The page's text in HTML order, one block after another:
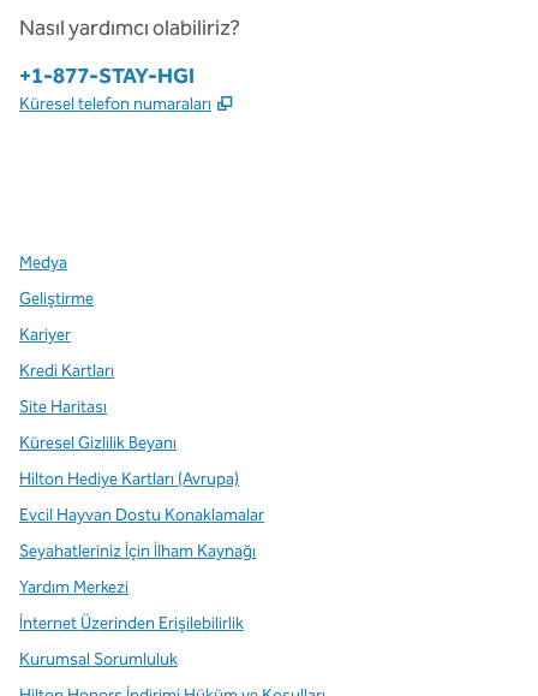
Nasıl yardımcı olabiliriz?
Telefon:
+1-877-STAY-HGI
Küresel telefon numaraları ,
Medya
Geliştirme
Kariyer
Kredi Kartları
Site Haritası
Küresel Gizlilik Beyanı
Hilton Hediye Kartları (Avrupa)
Evcil Hayvan Dostu Konaklamalar
Seyahatleriniz İçin İlham Kaynağı
Yardım Merkezi
İnternet Üzerinden Erişilebilirlik
Kurumsal Sorumluluk